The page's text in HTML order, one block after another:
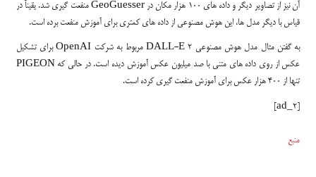
آن نیز از تصاویر دیگر و داده های ۱۰۰ هزار مکان در GeoGuesser منفعت گیری شد. یقیناً در
قیاس با دیگر مدل ها، این هوش مصنوعی از داده های کمتری برای آموزش منفعت برده است.
به گفتن مثال مدل هوش مصنوعی DALL-E 2 مربوط به شرکت OpenAI برای تشکیل
عکس از روی داده های متنی با صد میلیون عکس آموزش دیده است. در حالی که PIGEON
تنها از ۴۰۰ هزار عکس برای آموزش منفعت گیری کرده است.
منبع